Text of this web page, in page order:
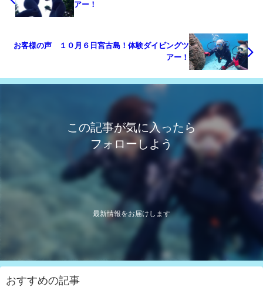
アー！
お客様の声 １０月６日宮古島！体験ダイビングツ
アー！
この記事が気に入ったら
フォローしよう
最新情報をお届けします
おすすめの記事